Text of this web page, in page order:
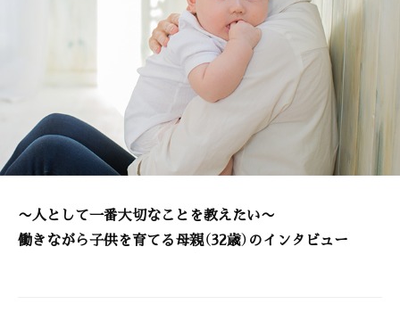
〜人として一番大切なことを教えたい〜
働きながら子供を育てる母親（32歳）のインタビュー